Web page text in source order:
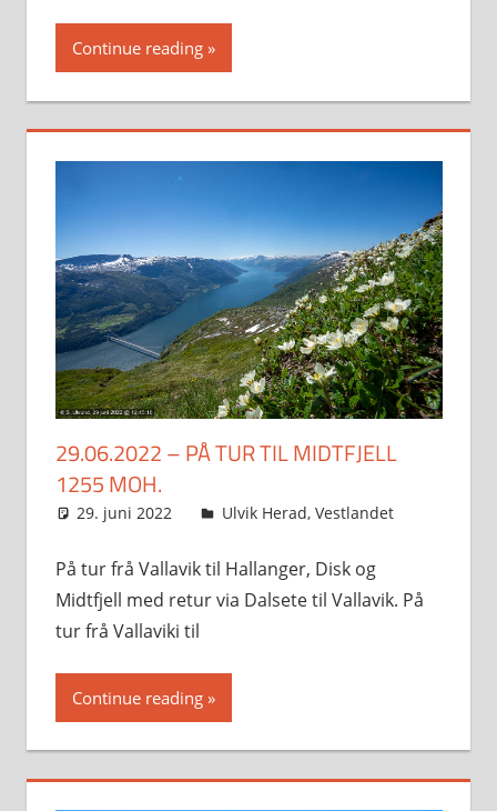
Continue reading
29.06.2022 – PÅ TUR TIL MIDTFJELL
1255 MOH.
29. juni 2022 Svein
Ulvik Herad, Vestlandet
På tur frå Vallavik til Hallanger, Disk og
Midtfjell med retur via Dalsete til Vallavik. På
tur frå Vallaviki til
Continue reading